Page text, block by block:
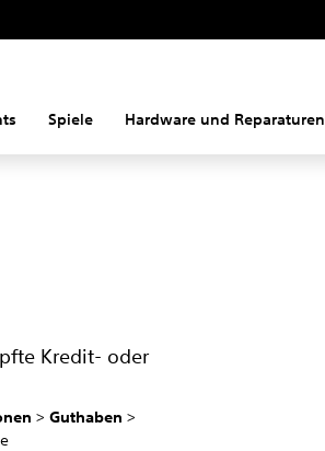
Spiele Hardware und Reparaturen
Kredit- oder
>Guthaben >